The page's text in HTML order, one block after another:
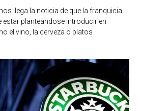
llega la noticia de que la franquicia
estar planteándose introducir en
el vino, la cerveza o platos